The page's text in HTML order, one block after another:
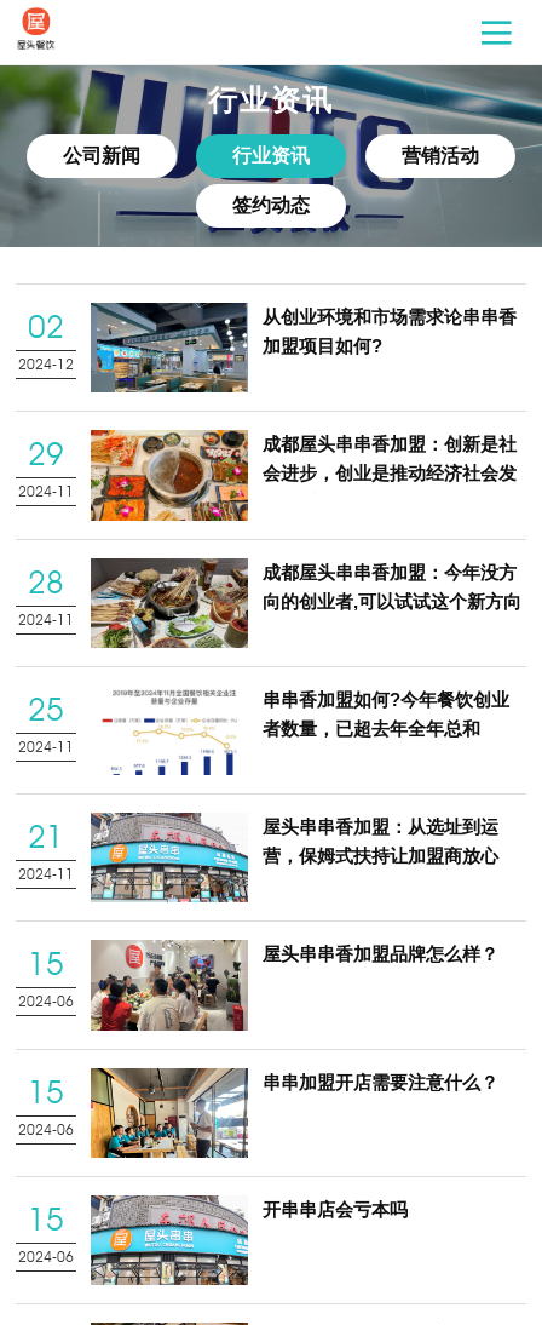
行业资讯
公司新闻 行业资讯 营销活动
签约动态
02
2024-12
从创业环境和市场需求论串串香
加盟项目如何?
29
2024-11
成都屋头串串香加盟：创新是社
会进步，创业是推动经济社会发
28
2024-11
成都屋头串串香加盟：今年没方
向的创业者,可以试试这个新方向
25
2024-11
串串香加盟如何?今年餐饮创业
者数量，已超去年全年总和
21
2024-11
屋头串串香加盟：从选址到运
营，保姆式扶持让加盟商放心
15
2024-06
屋头串串香加盟品牌怎么样？
15
2024-06
串串加盟开店需要注意什么？
15
2024-06
开串串店会亏本吗